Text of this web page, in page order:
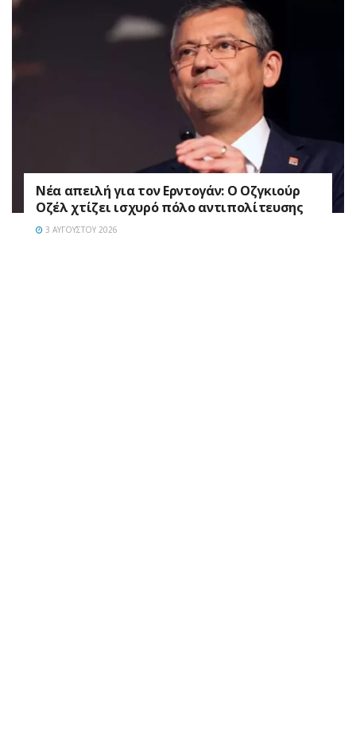
Νέα απειλή για τον Ερντογάν: Ο Οζγκιούρ
Οζέλ χτίζει ισχυρό πόλο αντιπολίτευσης
3 ΑΥΓΟΎΣΤΟΥ 2026